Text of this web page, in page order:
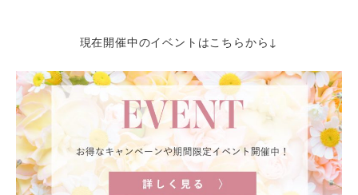
現在開催中のイベントはこちらから↓